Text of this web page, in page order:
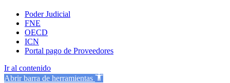
Poder Judicial
FNE
OECD
ICN
Portal pago de Proveedores
Ir al contenido
Abrir barra de herramientas